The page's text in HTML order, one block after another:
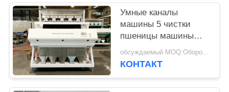
Умные каналы
машины 5 чистки
пшеницы машины
сортировщицы цвета
пшеницы
обсуждаемый MOQ:Оборотный
КОНТАКТ